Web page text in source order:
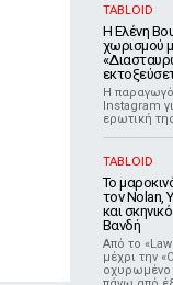
TABLOID
Η Ελένη
χωρισμού
Η
Instagram
ερωτική
TABLOID
Το
τον Nolan,
και
Βανδή
Από το
μέχρι την
οχυρωμένο